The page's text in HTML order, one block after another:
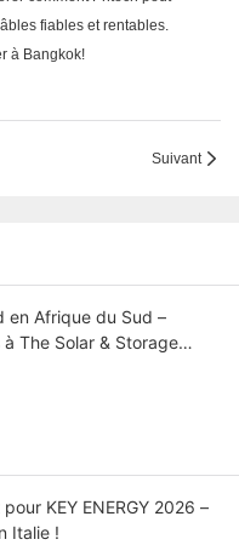
fiables et rentables.
à Bangkok!
Suivant
en Afrique du Sud –
The Solar & Storage
KEY ENERGY 2026 –
Italie !